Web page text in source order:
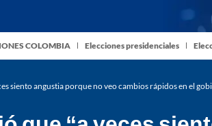
COLOMBIA Elecciones presidenciales
siento angustia porque no veo cambios rápidos en el